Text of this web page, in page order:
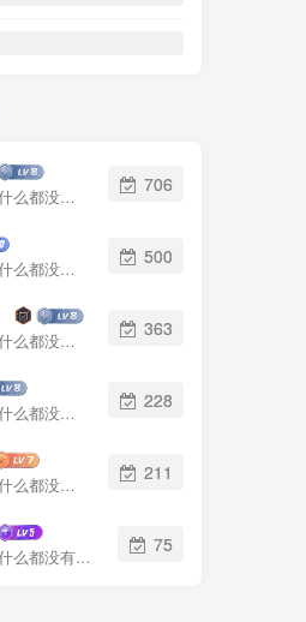
这家伙很懒，什么都没有写...
706
这家伙很懒，什么都没有写...
500
这家伙很懒，什么都没有写...
363
这家伙很懒，什么都没有写...
228
这家伙很懒，什么都没有写...
211
这家伙很懒，什么都没有写...
75